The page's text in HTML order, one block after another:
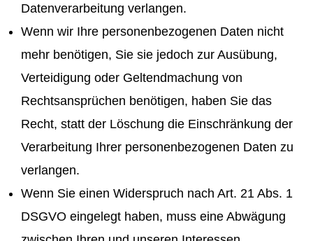
Datenverarbeitung verlangen.
Wenn wir Ihre personenbezogenen Daten nicht
mehr benötigen, Sie sie jedoch zur Ausübung,
Verteidigung oder Geltendmachung von
Rechtsansprüchen benötigen, haben Sie das
Recht, statt der Löschung die Einschränkung der
Verarbeitung Ihrer personenbezogenen Daten zu
verlangen.
Wenn Sie einen Widerspruch nach Art. 21 Abs. 1
DSGVO eingelegt haben, muss eine Abwägung